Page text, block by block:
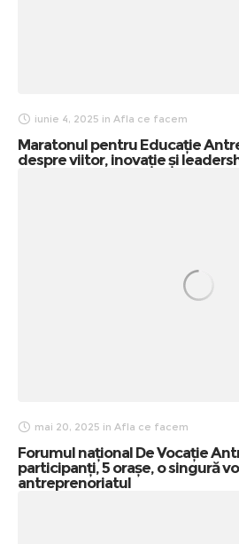
iunie 4, 2025 in Afla ce facem
Maratonul pentru Educație
despre viitor, inovație și
mai 20, 2025 in Afla ce facem
Forumul național De Vocație
participanți, 5 orașe, o singură
antreprenoriatul